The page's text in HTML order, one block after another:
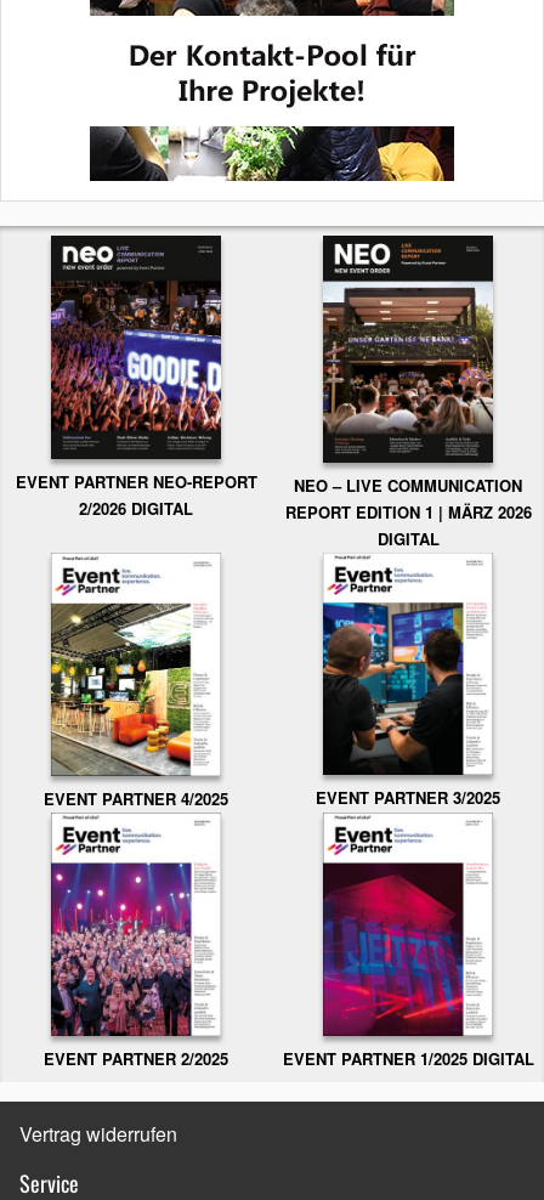
EVENT PARTNER NEO-REPORT
2/2026 DIGITAL
NEO – LIVE COMMUNICATION
REPORT EDITION 1 | MÄRZ 2026
DIGITAL
EVENT PARTNER 4/2025 EVENT PARTNER 3/2025
EVENT PARTNER 2/2025 EVENT PARTNER 1/2025 DIGITAL
Vertrag widerrufen
Service